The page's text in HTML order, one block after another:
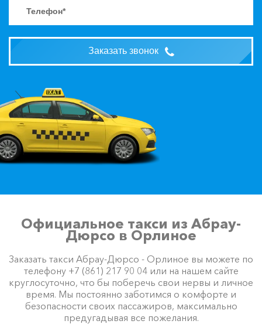
Заказать звонок
Официальное такси из Абрау-
Дюрсо в Орлиное
Заказать такси Абрау-Дюрсо - Орлиное вы можете по
телефону +7 (861) 217 90 04 или на нашем сайте
круглосуточно, что бы поберечь свои нервы и личное
время. Мы постоянно заботимся о комфорте и
безопасности своих пассажиров, максимально
предугадывая все пожелания.